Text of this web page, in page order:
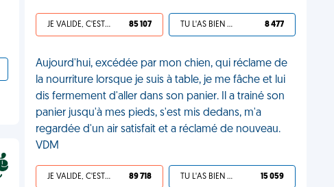
JE VALIDE, C'EST UNE VDM 85 107 TU L'AS BIEN MÉRITÉ 8 477
Aujourd'hui, excédée par mon chien, qui réclame de
la nourriture lorsque je suis à table, je me fâche et lui
dis fermement d'aller dans son panier. Il a trainé son
panier jusqu'à mes pieds, s'est mis dedans, m'a
regardée d'un air satisfait et a réclamé de nouveau.
VDM
JE VALIDE, C'EST UNE VDM 89 718 TU L'AS BIEN MÉRITÉ 15 059